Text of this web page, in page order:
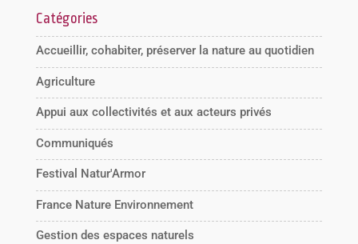
Catégories
Accueillir, cohabiter, préserver la nature au quotidien
Agriculture
Appui aux collectivités et aux acteurs privés
Communiqués
Festival Natur'Armor
France Nature Environnement
Gestion des espaces naturels